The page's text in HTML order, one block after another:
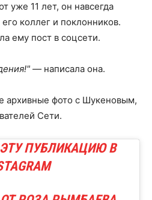
уже 11 лет, он навсегда
коллег и поклонников.
ему пост в соцсети.
— написала она.
архивные фото с Шукеновым,
Сети.
ПУБЛИКАЦИЮ В